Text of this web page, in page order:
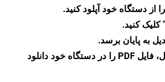
کلیک کنید.
به پایان برسد.
پس از تکمیل تبدیل، فایل PDF را در دستگاه خود دانلود